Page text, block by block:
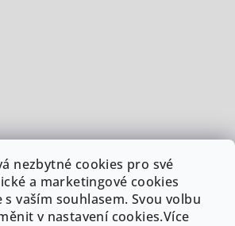
nezbytné cookies pro své
a marketingové cookies
vaším souhlasem. Svou volbu
v nastavení cookies.Více